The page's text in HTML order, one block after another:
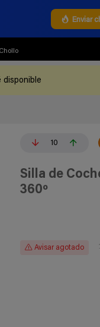
Enviar
Chollo
disponible
10
Silla de
360º
Avisar agotado